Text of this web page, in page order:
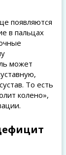
появляются
в пальцах
может
То есть
колено»,